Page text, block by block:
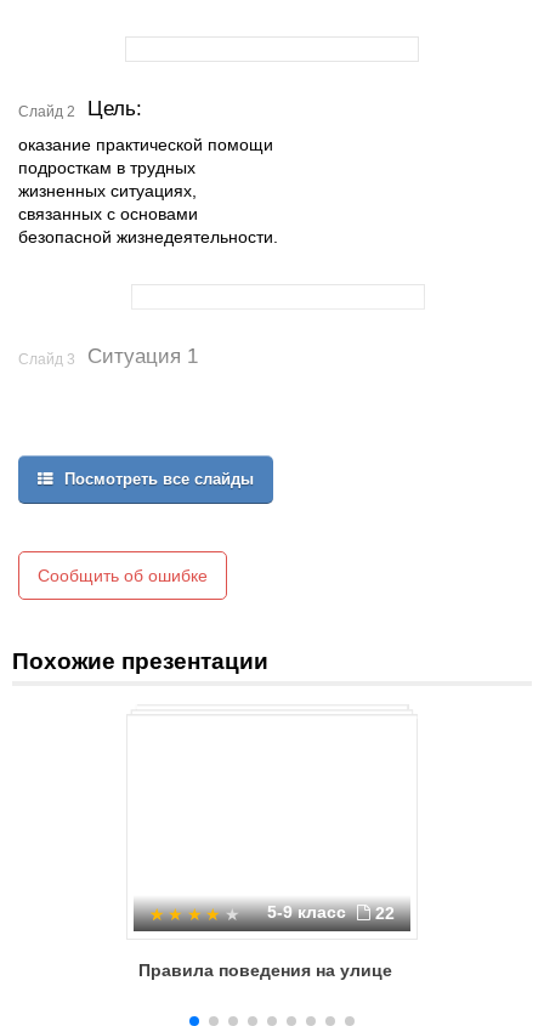
Слайд 2 Цель:
оказание практической помощи
подросткам в трудных
жизненных ситуациях,
связанных с основами
безопасной жизнедеятельности.
Слайд 3 Ситуация 1
Посмотреть все слайды
Сообщить об ошибке
Похожие презентации
5-9 класс 22
Правила поведения на улице